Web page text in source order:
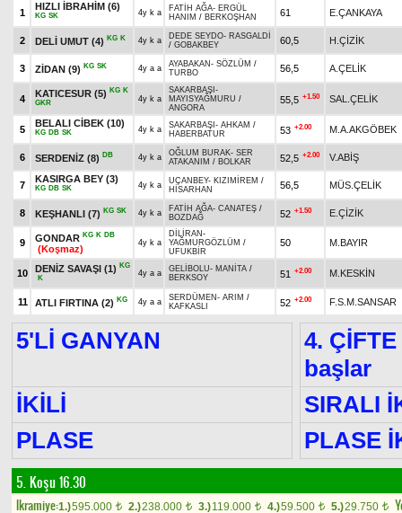
1
HIZLI İBRAHİM (6)
KG SK 4y k a FATİH AĞA- ERGÜL
HANIM / BERKOŞHAN 61 E.ÇANKAYA
2 DELİ UMUT (4) KG K 4y k a DEDE SEYDO- RASGALDİ
/ GOBAKBEY 60,5 H.ÇİZİK
3 ZİDAN (9) KG SK 4y a a AYABAKAN - SÖZLÜM /
TURBO
56,5 A.ÇELİK
4
KATICESUR (5) KG K
GKR
4y k a
SAKARBAŞI -
MAYISYAĞMURU /
ANGORA
55,5 +1.50 SAL.ÇELİK
5
BELALI CİBEK (10)
KG DB SK 4y k a SAKARBAŞI - AHKAM /
HABERBATUR
53 +2.00 M.A.AKGÖBEK
6 SERDENİZ (8) DB 4y k a OĞLUM BURAK- SER
ATAKANIM / BOLKAR 52,5 +2.00 V.ABİŞ
7
KASIRGA BEY (3)
KG DB SK 4y k a UÇANBEY- KIZIMİREM /
HİSARHAN
56,5 MÜS.ÇELİK
8 KEŞHANLI (7) KG SK 4y k a FATİH AĞA- CANATEŞ /
BOZDAĞ
52 +1.50 E.ÇİZİK
9 GONDAR KG K DB
(Koşmaz)
4y k a
DİLİRAN -
YAĞMURGÖZLÜM /
UFUKBİR
50 M.BAYIR
10 DENİZ SAVAŞI (1) KG
K
4y a a GELİBOLU- MANİTA /
BERKSOY
51 +2.00 M.KESKİN
11 ATLI FIRTINA (2) KG 4y a a SERDÜMEN - ARIM /
KAFKASLI
52 +2.00 F.S.M.SANSAR
5'Lİ GANYAN
4.
başlar
İKİLİ
SIRALI
PLASE
PLASE
5. Koşu 16.30
Ikramiye:1.)595.000 t 2.)238.000 t 3.)119.000 t 4.)59.500 t 5.)29.750 t